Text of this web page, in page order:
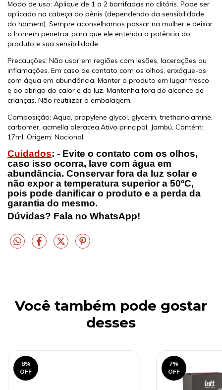
Modo de uso: Aplique de 1 a 2 borrifadas no clitóris. Pode ser
aplicado na cabeça do pênis (dependendo da sensibilidade
do homem). Sempre aconselhamos passar na mulher e deixar
o homem penetrar para que ele entenda a potência do
produto e sua sensibilidade.
Precauções: Não usar em regiões com lesões, lacerações ou
inflamações. Em caso de contato com os olhos, enxágue-os
com água em abundância. Manter o produto em lugar fresco
e ao abrigo do calor e da luz. Mantenha fora do alcance de
crianças. Não reutilizar a embalagem.
Composição: Aqua, propylene glycol, glycerin, triethanolamine,
carbomer, acmella oleracea.Ativo principal, Jambú. Contém:
17ml. Origem: Nacional.
Cuidados: - Evite o contato com os olhos,
caso isso ocorra, lave com água em
abundância. Conservar fora da luz solar e
não expor a temperatura superior a 50ºC,
pois pode danificar o produto e a perda da
garantia do mesmo.
Dúvidas? Fala no WhatsApp!
Você também pode gostar
desses
8%
OFF
7%
OFF